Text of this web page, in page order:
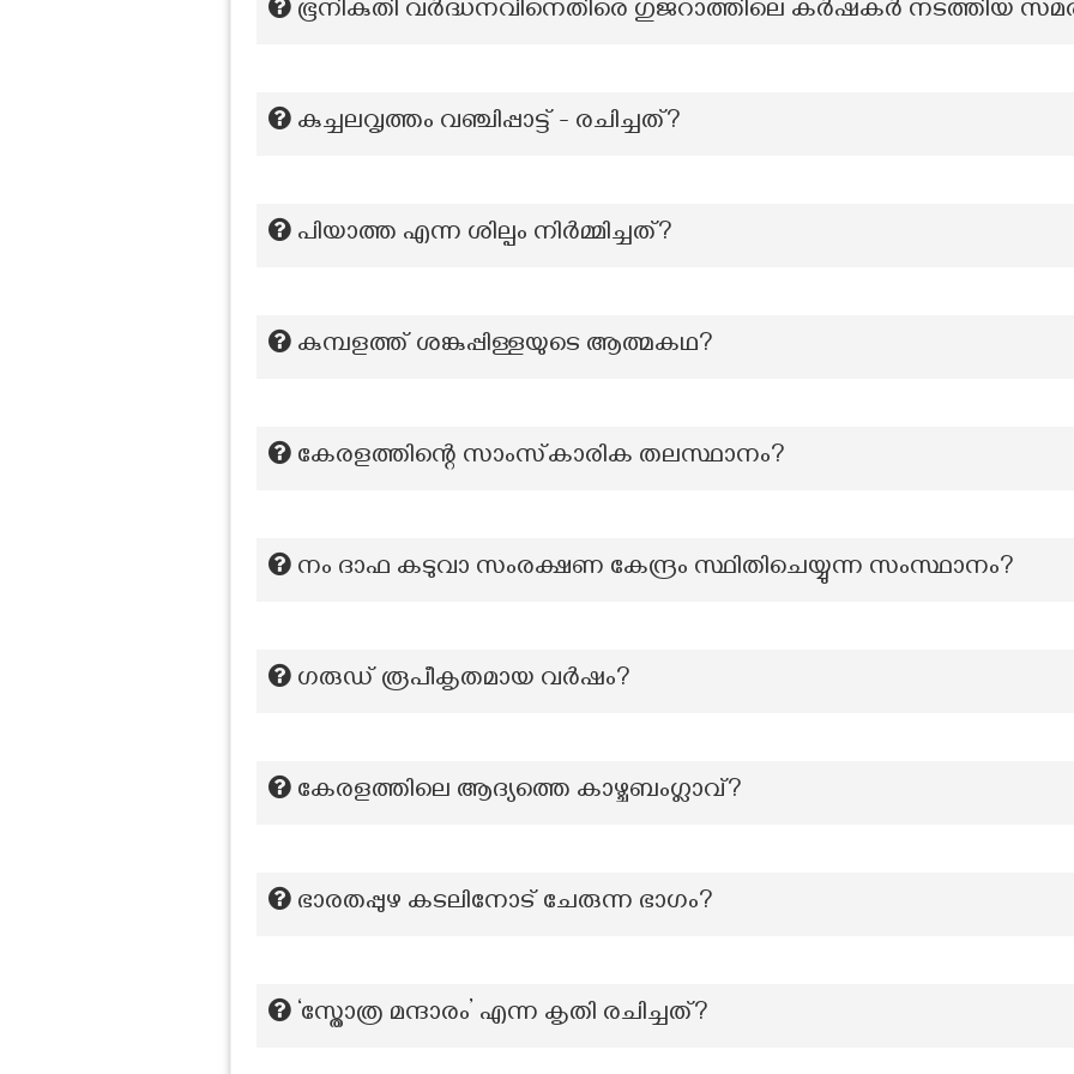
ഭൂനികുതി വർദ്ധനവിനെതിരെ ഗുജറാത്തിലെ കർഷകർ നടത്തിയ
കുച്ചലവൃത്തം വഞ്ചിപ്പാട്ട് - രചിച്ചത്?
പിയാത്ത എന്ന ശില്പം നിർമ്മിച്ചത്?
കുമ്പളത്ത് ശങ്കുപ്പിള്ളയുടെ ആത്മകഥ?
കേരളത്തിന്റെ സാംസ്‌കാരിക തലസ്ഥാനം?
നം ദാഫ കടുവാ സംരക്ഷണ കേന്ദ്രം സ്ഥിതിചെയ്യുന്ന സംസ്ഥാനം?
ഗരുഡ് രൂപീകൃതമായ വർഷം?
കേരളത്തിലെ ആദ്യത്തെ കാഴ്ചബംഗ്ലാവ്?
ഭാരതപ്പുഴ കടലിനോട് ചേരുന്ന ഭാഗം?
‘സ്തോത്ര മന്ദാരം’ എന്ന കൃതി രചിച്ചത്?